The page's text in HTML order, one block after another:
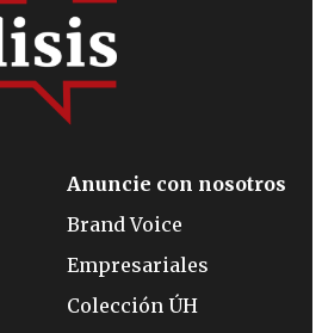
Anuncie con nosotros
Brand Voice
Empresariales
Colección ÚH